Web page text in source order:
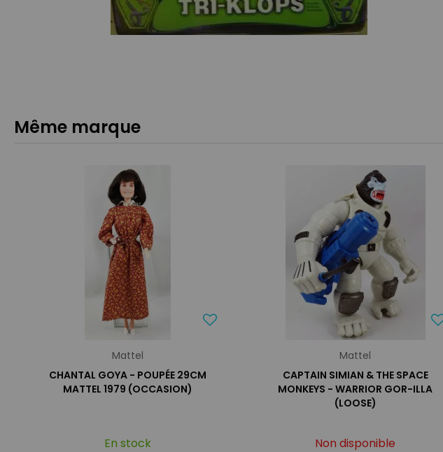
Même marque
Mattel
CHANTAL GOYA - POUPÉE 29CM
MATTEL 1979 (OCCASION)
En stock
Mattel
CAPTAIN SIMIAN & THE SPACE
MONKEYS - WARRIOR GOR-ILLA
(LOOSE)
Non disponible